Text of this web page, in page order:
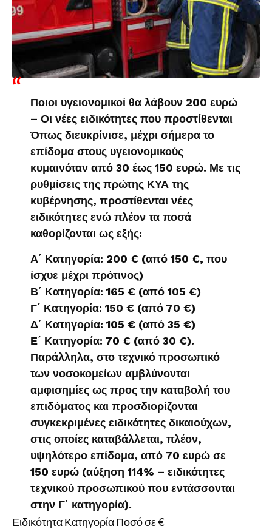
Ποιοι υγειονομικοί θα λάβουν 200 ευρώ
– Οι νέες ειδικότητες που προστίθενται
Όπως διευκρίνισε, μέχρι σήμερα το
επίδομα στους υγειονομικούς
κυμαινόταν από 30 έως 150 ευρώ. Με τις
ρυθμίσεις της πρώτης ΚΥΑ της
κυβέρνησης, προστίθενται νέες
ειδικότητες ενώ πλέον τα ποσά
καθορίζονται ως εξής:
Α΄ Κατηγορία: 200 € (από 150 €, που
ίσχυε μέχρι πρότινος)
Β΄ Κατηγορία: 165 € (από 105 €)
Γ΄ Κατηγορία: 150 € (από 70 €)
Δ΄ Κατηγορία: 105 € (από 35 €)
Ε΄ Κατηγορία: 70 € (από 30 €).
Παράλληλα, στο τεχνικό προσωπικό
των νοσοκομείων αμβλύνονται
αμφισημίες ως προς την καταβολή του
επιδόματος και προσδιορίζονται
συγκεκριμένες ειδικότητες δικαιούχων,
στις οποίες καταβάλλεται, πλέον,
υψηλότερο επίδομα, από 70 ευρώ σε
150 ευρώ (αύξηση 114% – ειδικότητες
τεχνικού προσωπικού που εντάσσονται
στην Γ΄ κατηγορία).
Ειδικότητα Κατηγορία Ποσό σε €